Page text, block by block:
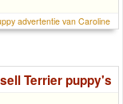
advertentie van Caroline
Terrier puppy's